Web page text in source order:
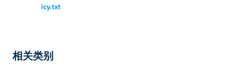
icy.txt
相关类别